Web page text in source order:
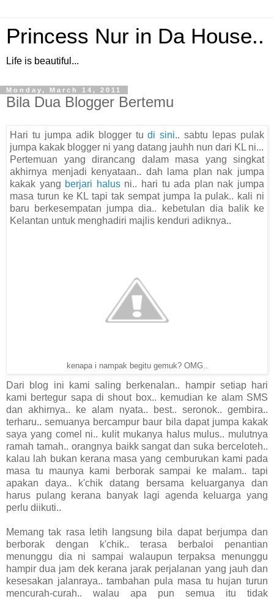
Princess Nur in Da House..
Life is beautiful...
Monday, March 14, 2011
Bila Dua Blogger Bertemu
Hari tu jumpa adik blogger tudi sini.. sabtu lepas pulak
jumpa kakak blogger ni yang datang jauhh nun dari KL ni...
Pertemuan yang dirancang dalam masa yang singkat
akhirnya menjadi kenyataan.. dah lama plan nak jumpa
kakak yang berjari halusni.. hari tu ada plan nak jumpa
masa turun ke KL tapi tak sempat jumpa la pulak.. kali ni
baru berkesempatan jumpa dia.. kebetulan dia balik ke
Kelantan untuk menghadiri majlis kenduri adiknya..
kenapa i nampak begitu gemuk? OMG..
Dari blog ini kami saling berkenalan.. hampir setiap hari
kami bertegur sapa di shout box.. kemudian ke alam SMS
dan akhirnya.. ke alam nyata.. best.. seronok.. gembira..
terharu.. semuanya bercampur baur bila dapat jumpa kakak
saya yang comel ni.. kulit mukanya halus mulus.. mulutnya
ramah tamah.. orangnya baikk sangat dan suka berceloteh..
kalau lah bukan kerana masa yang cemburukan kami pada
masa tu maunya kami berborak sampai ke malam.. tapi
apakan daya.. k'chik datang bersama keluarganya dan
harus pulang kerana banyak lagi agenda keluarga yang
perlu diikuti..
Memang tak rasa letih langsung bila dapat berjumpa dan
berborak dengan k'chik.. terasa berbaloi penantian
menunggu dia ni sampai walaupun terpaksa menunggu
hampir dua jam dek kerana jarak perjalanan yang jauh dan
kesesakan jalanraya.. tambahan pula masa tu hujan turun
mencurah-curah.. walau apa pun semua itu tidak